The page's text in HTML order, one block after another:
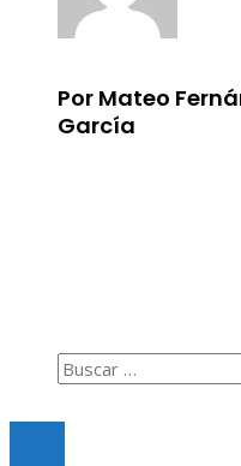
Por Mateo
García
Buscar: